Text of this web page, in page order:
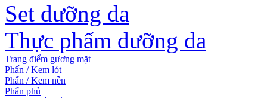
Set dưỡng da
Thực phẩm dưỡng da
Trang điểm gương mặt
Phấn / Kem lót
Phấn / Kem nền
Phấn phủ